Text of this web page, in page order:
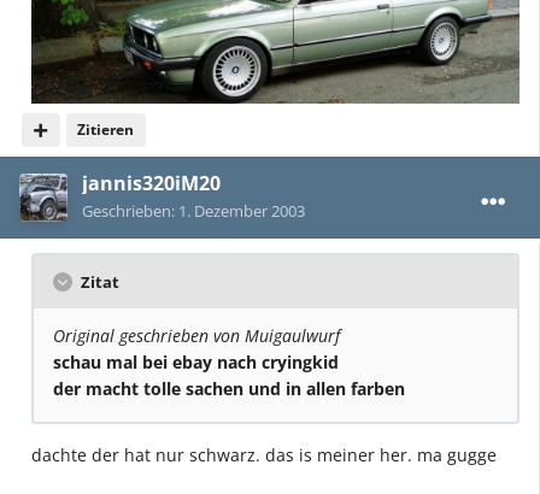
Zitieren
jannis320iM20
Geschrieben: 1. Dezember 2003
Zitat
Original geschrieben von Muigaulwurf
schau mal bei ebay nach cryingkid
der macht tolle sachen und in allen farben
dachte der hat nur schwarz. das is meiner her. ma gugge